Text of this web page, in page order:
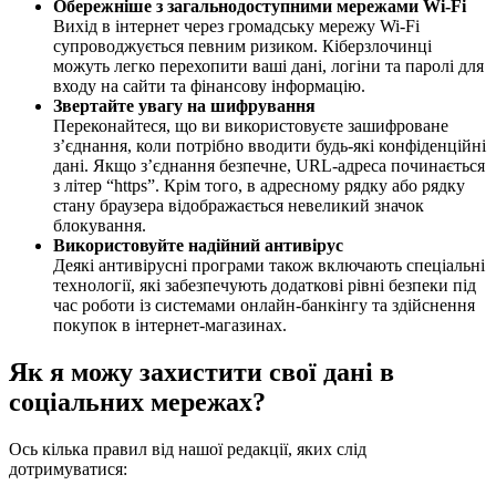
Обережніше з загальнодоступними мережами Wi-Fi
Вихід в інтернет через громадську мережу Wi-Fi
супроводжується певним ризиком. Кіберзлочинці
можуть легко перехопити ваші дані, логіни та паролі для
входу на сайти та фінансову інформацію.
Звертайте увагу на шифрування
Переконайтеся, що ви використовуєте зашифроване
з’єднання, коли потрібно вводити будь-які конфіденційні
дані. Якщо з’єднання безпечне, URL-адреса починається
з літер “https”. Крім того, в адресному рядку або рядку
стану браузера відображається невеликий значок
блокування.
Використовуйте надійний антивірус
Деякі антивірусні програми також включають спеціальні
технології, які забезпечують додаткові рівні безпеки під
час роботи із системами онлайн-банкінгу та здійснення
покупок в інтернет-магазинах.
Як я можу захистити свої дані в
соціальних мережах?
Ось кілька правил від нашої редакції, яких слід
дотримуватися: